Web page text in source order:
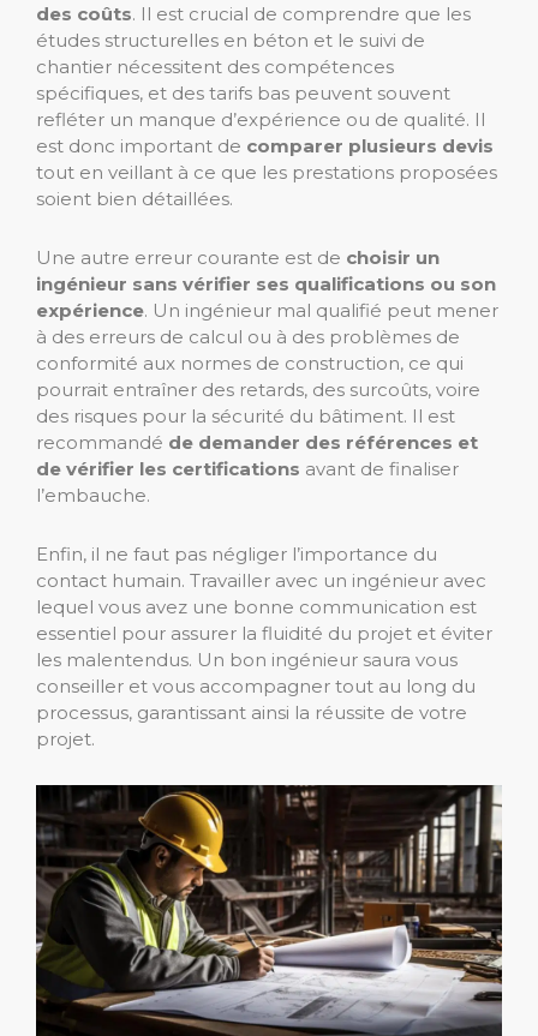
des coûts. Il est crucial de comprendre que les
études structurelles en béton et le suivi de
chantier nécessitent des compétences
spécifiques, et des tarifs bas peuvent souvent
refléter un manque d’expérience ou de qualité. Il
est donc important de comparer plusieurs devis
tout en veillant à ce que les prestations proposées
soient bien détaillées.
Une autre erreur courante est de choisir un
ingénieur sans vérifier ses qualifications ou son
expérience. Un ingénieur mal qualifié peut mener
à des erreurs de calcul ou à des problèmes de
conformité aux normes de construction, ce qui
pourrait entraîner des retards, des surcoûts, voire
des risques pour la sécurité du bâtiment. Il est
recommandé de demander des références et
de vérifier les certifications avant de finaliser
l’embauche.
Enfin, il ne faut pas négliger l’importance du
contact humain. Travailler avec un ingénieur avec
lequel vous avez une bonne communication est
essentiel pour assurer la fluidité du projet et éviter
les malentendus. Un bon ingénieur saura vous
conseiller et vous accompagner tout au long du
processus, garantissant ainsi la réussite de votre
projet​.